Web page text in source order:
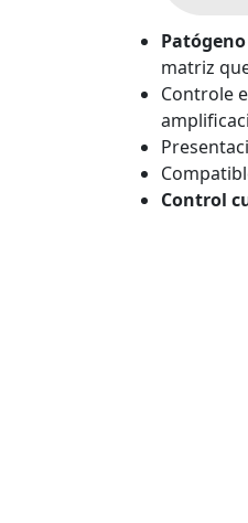
matriz
Controle
Control